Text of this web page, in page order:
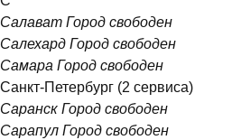
Салават Город свободен
Салехард Город свободен
Самара Город свободен
Санкт-Петербург (2 сервиса)
Саранск Город свободен
Сарапул Город свободен